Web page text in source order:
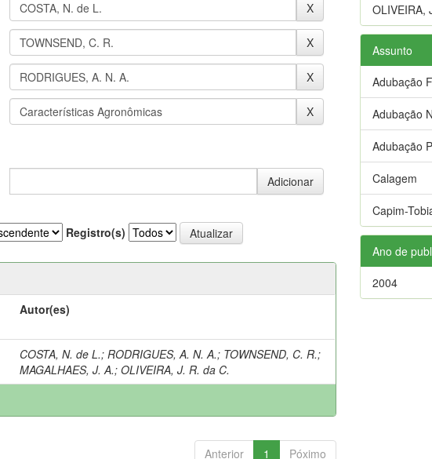
Registro(s)
Autor(es)
COSTA, N. de L.; RODRIGUES, A. N. A.; TOWNSEND, C. R.;
MAGALHAES, J. A.;OLIVEIRA, J. R. da C.
Anterior 1 Póximo
OLIVEIRA,
Assunto
Adubação
Adubação
Adubação
Calagem
Capim-
Ano de
2004